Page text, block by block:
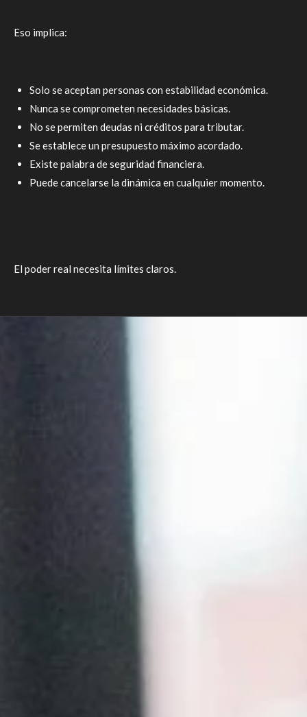
Eso implica:
Solo se aceptan personas con estabilidad económica.
Nunca se comprometen necesidades básicas.
No se permiten deudas ni créditos para tributar.
Se establece un presupuesto máximo acordado.
Existe palabra de seguridad financiera.
Puede cancelarse la dinámica en cualquier momento.
El poder real necesita límites claros.